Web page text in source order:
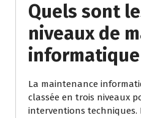
Quels sont
niveaux de
informatique
La maintenance
classée en trois niveaux
interventions techniques.